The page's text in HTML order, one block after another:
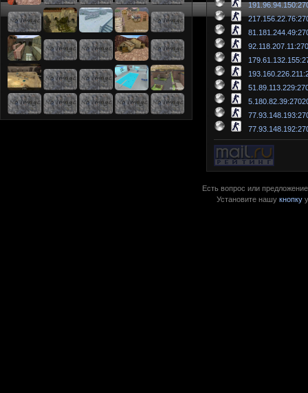
Есть вопрос или
Установите нашукнопку